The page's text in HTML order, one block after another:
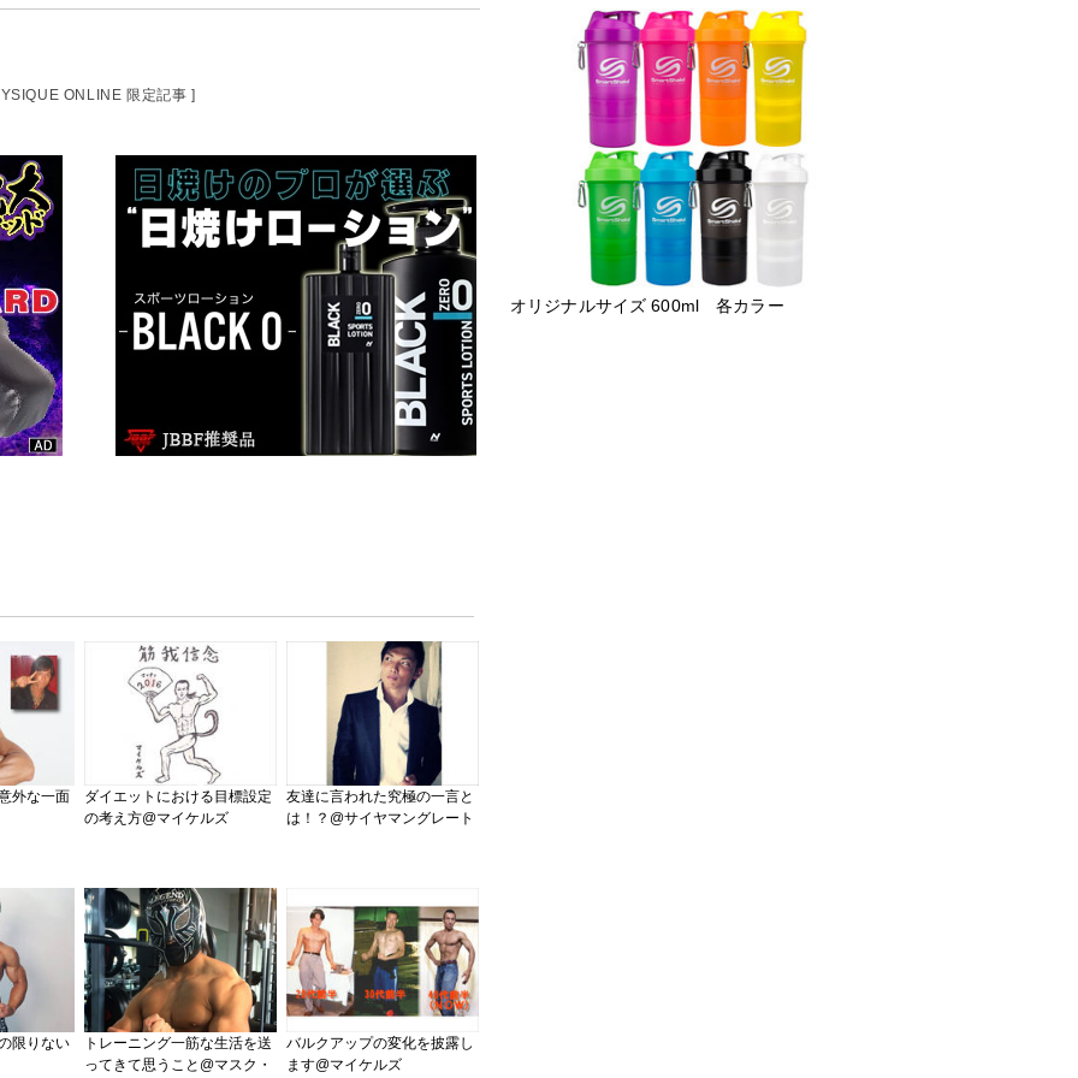
オリジナルサイズ 600ml 各カラー
ONLINE 限定記事 ]
外な一面
ダイエットにおける目標設定
の考え方@マイケルズ
友達に言われた究極の一言と
は！？@サイヤマングレート
限りない
トレーニング一筋な生活を送
ってきて思うこと@マスク・
バルクアップの変化を披露し
ます@マイケルズ